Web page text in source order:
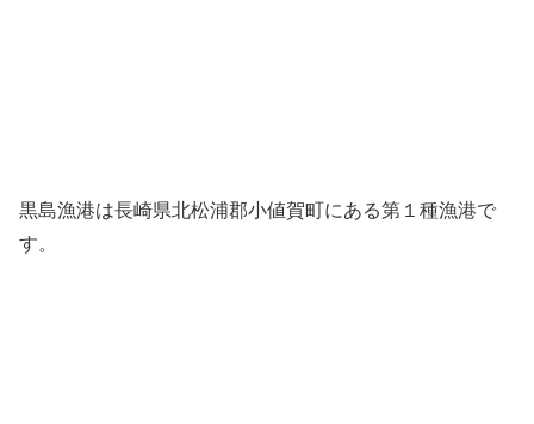
黒島漁港は長崎県北松浦郡小値賀町にある第１種漁港で
す。